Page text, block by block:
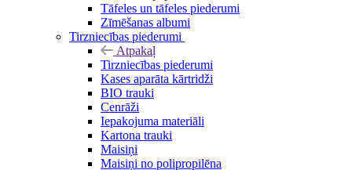
Tāfeles un tāfeles piederumi
Zīmēšanas albumi
Tirzniecības piederumi
Atpakaļ
Tirzniecības piederumi
Kases aparāta kārtridži
BIO trauki
Cenrāži
Iepakojuma materiāli
Kartona trauki
Maisiņi
Maisiņi no polipropilēna